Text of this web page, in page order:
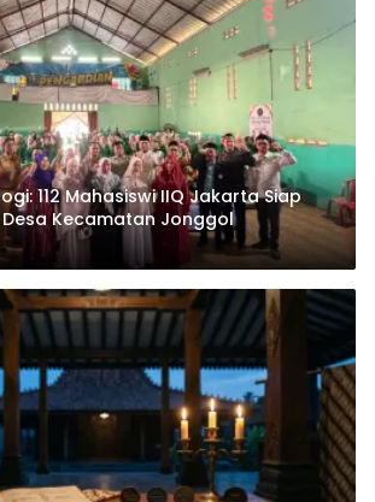
112 Mahasiswi IIQ Jakarta Siap
Kecamatan Jonggol